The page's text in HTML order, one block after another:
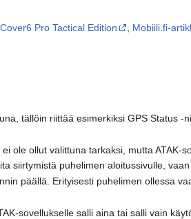
Pro Tactical Edition
, Mobiili.fi-
tällöin riittää esimerkiksi GPS Status
ole ollut valittuna tarkaksi, mutta
siirtymistä puhelimen aloitussivulle,
päällä. Erityisesti puhelimen ollessa
sovellukselle salli aina tai salli vain